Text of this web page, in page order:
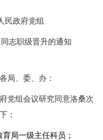
民政府党组
志职级晋升的通知
局、委、办：
党组会议研究同意洛桑次
：
局一级主任科员；